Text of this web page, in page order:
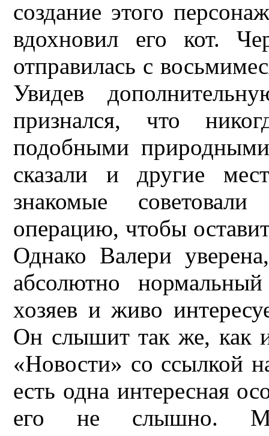
создание этого
вдохновил его кот.
отправилась с
Увидев
признался, что
подобными
сказали и другие
знакомые
операцию, чтобы
Однако Валери
абсолютно
хозяев и живо
Он слышит так же, как
«Новости» со ссылкой
есть одна интересная
его не слышно.